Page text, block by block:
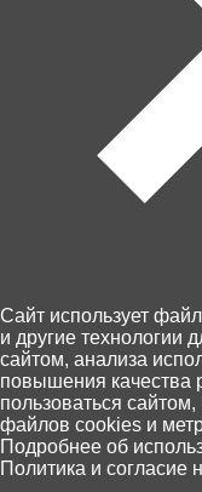
46 по
07
Главная Каталог
Cайт использует
и другие технологии
сайтом, анализа
повышения качества
пользоваться
файлов cookies и
Подробнее об
Политика и согласие